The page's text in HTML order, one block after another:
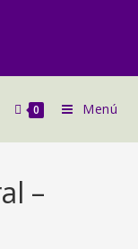
0 Menú
–